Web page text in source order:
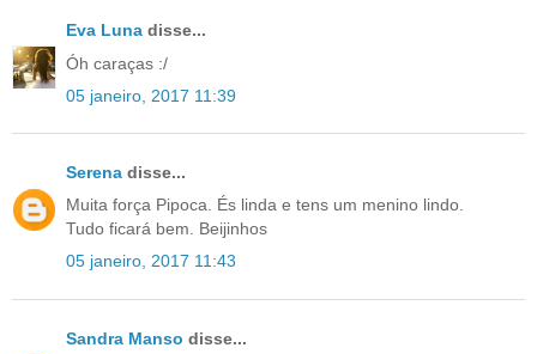
Eva Luna disse...
Óh caraças :/
05 janeiro, 2017 11:39
Serena disse...
Muita força Pipoca. És linda e tens um menino lindo.
Tudo ficará bem. Beijinhos
05 janeiro, 2017 11:43
Sandra Manso disse...